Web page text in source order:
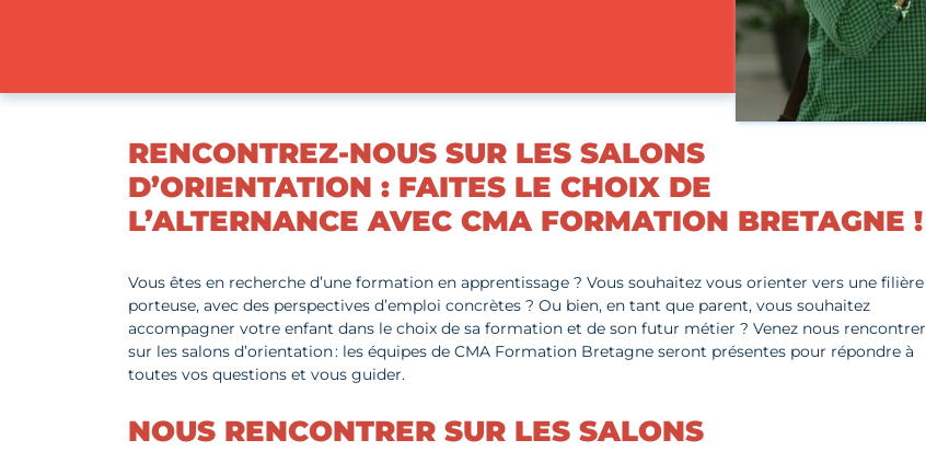
RENCONTREZ-NOUS SUR LES SALONS
D’ORIENTATION : FAITES LE CHOIX DE
L’ALTERNANCE AVEC CMA FORMATION BRETAGNE !
Vous êtes en recherche d’une formation en apprentissage ? Vous souhaitez vous orienter vers une filière
porteuse, avec des perspectives d’emploi concrètes ? Ou bien, en tant que parent, vous souhaitez
accompagner votre enfant dans le choix de sa formation et de son futur métier ? Venez nous rencontrer
sur les salons d’orientation : les équipes de CMA Formation Bretagne seront présentes pour répondre à
toutes vos questions et vous guider.
NOUS RENCONTRER SUR LES SALONS